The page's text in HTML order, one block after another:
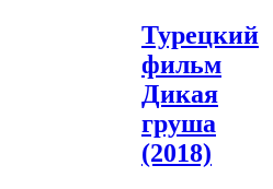
Турецкий
фильм
Дикая
груша
(2018)